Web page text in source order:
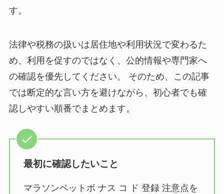
す。
法律や税務の扱いは居住地や利用状況で変わるた
め、利用を促すのではなく、公的情報や専門家へ
の確認を優先してください。 そのため、この記事
では断定的な言い方を避けながら、初心者でも確
認しやすい順番でまとめます。
最初に確認したいこと
マラソンベットボ ナス コ ド 登録 注意点を